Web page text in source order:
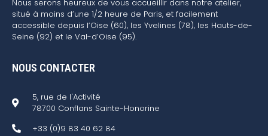
Nous serons heureux de vous accueillir dans notre atelier,
situé à moins d’une 1/2 heure de Paris, et facilement
accessible depuis l’Oise (60), les Yvelines (78), les Hauts-de-
Seine (92) et le Val-d’Oise (95).
NOUS CONTACTER
5, rue de l'Activité
78700 Conflans Sainte-Honorine
+33 (0)9 83 40 62 84